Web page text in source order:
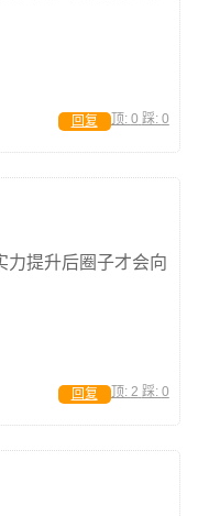
顶: 0 踩: 0
回复
力提升后圈子才会向
顶: 2 踩: 0
回复